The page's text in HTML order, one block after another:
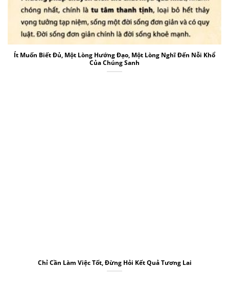
Ít Muốn Biết Đủ, Một Lòng Hướng Đạo, Một Lòng Nghĩ Đến Nỗi Khổ
Của Chúng Sanh
Chỉ Cần Làm Việc Tốt, Đừng Hỏi Kết Quả Tương Lai